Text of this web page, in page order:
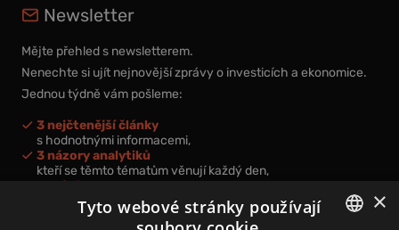
Newsletter
Mějte přehled s newsletterem.
Nenechte si ujít nejnovější zprávy o investicích a ekonomice.
Jednou týdně vám pošleme:
3 nejčtenější články
s hodnotnými informacemi,
3 názory analytiků
kteří se těmto tématům věnují každý den,
nová videa a podcasty
k prohloubení vašich znalostí.
×
Tyto webové stránky používají